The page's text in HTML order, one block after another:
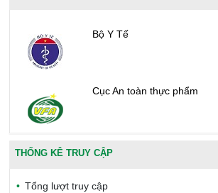
Bộ Y Tế
Cục An toàn thực phẩm
Văn phòng công nhận chất
THỐNG KÊ TRUY CẬP
Tổng lượt truy cập